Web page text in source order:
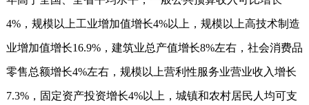
4%，规模以上工业增加值增长4%以上，规模以上高技术制造
业增加值增长16.9%，建筑业总产值增长8%左右，社会消费品
零售总额增长4%左右，规模以上营利性服务业营业收入增长
7.3%，固定资产投资增长4%以上，城镇和农村居民人均可支